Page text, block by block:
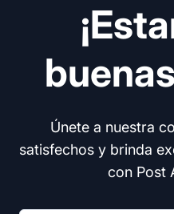
Únete a nuestra
satisfechos y brinda
con Post